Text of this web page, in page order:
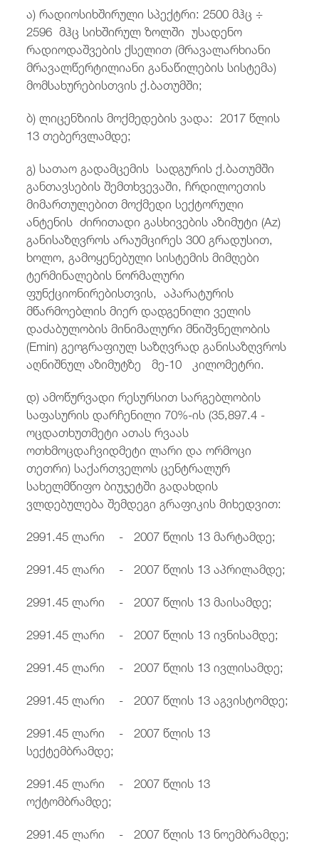
ა) რადიოსიხშირული სპექტრი: 2500 მჰც ÷
2596 მჰც სიხშირულ ზოლში უსადენო
რადიოდაშვების ქსელით (მრავალარხიანი
მრავალწერტილიანი განაწილების სისტემა)
მომსახურებისთვის ქ.ბათუმში;
ბ) ლიცენზიის მოქმედების ვადა: 2017 წლის
13 თებერვლამდე;
გ) სათაო გადამცემის სადგურის ქ.ბათუმში
განთავსების შემთხვევაში, ჩრდილოეთის
მიმართულებით მოქმედი სექტორული
ანტენის ძირითადი გასხივების აზიმუტი (Az)
განისაზღვროს არაუმცირეს 300 გრადუსით,
ხოლო, გამოყენებული სისტემის მიმღები
ტერმინალების ნორმალური
ფუნქციონირებისთვის, აპარატურის
მწარმოებლის მიერ დადგენილი ველის
დაძაბულობის მინიმალური მნიშვნელობის
(Emin) გეოგრაფიულ საზღვრად განისაზღვროს
აღნიშნულ აზიმუტზე მე-10 კილომეტრი.
დ) ამოწურვადი რესურსით სარგებლობის
საფასურის დარჩენილი 70%-ის (35,897.4 -
ოცდათხუთმეტი ათას რვაას
ოთხმოცდაჩვიდმეტი ლარი და ორმოცი
თეთრი) საქართველოს ცენტრალურ
სახელმწიფო ბიუჯეტში გადახდის
ვლდებულება შემდეგი გრაფიკის მიხედვით:
2991.45 ლარი - 2007 წლის 13 მარტამდე;
2991.45 ლარი - 2007 წლის 13 აპრილამდე;
2991.45 ლარი - 2007 წლის 13 მაისამდე;
2991.45 ლარი - 2007 წლის 13 ივნისამდე;
2991.45 ლარი - 2007 წლის 13 ივლისამდე;
2991.45 ლარი - 2007 წლის 13 აგვისტომდე;
2991.45 ლარი - 2007 წლის 13
სექტემბრამდე;
2991.45 ლარი - 2007 წლის 13
ოქტომბრამდე;
2991.45 ლარი - 2007 წლის 13 ნოემბრამდე;